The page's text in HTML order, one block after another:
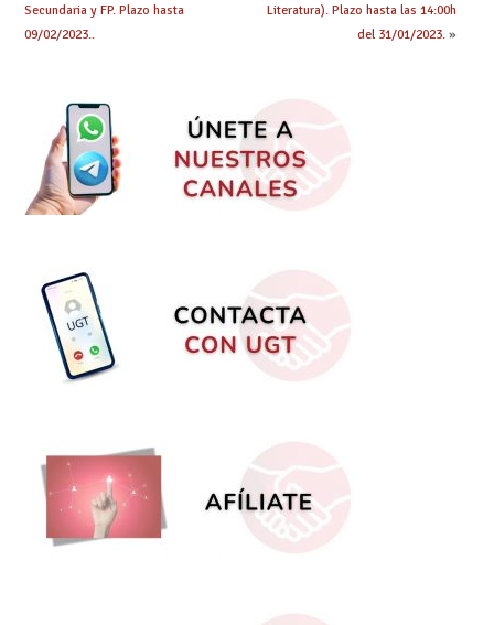
Secundaria y FP. Plazo hasta
09/02/2023..
Literatura). Plazo hasta las 14:00h
del 31/01/2023.»